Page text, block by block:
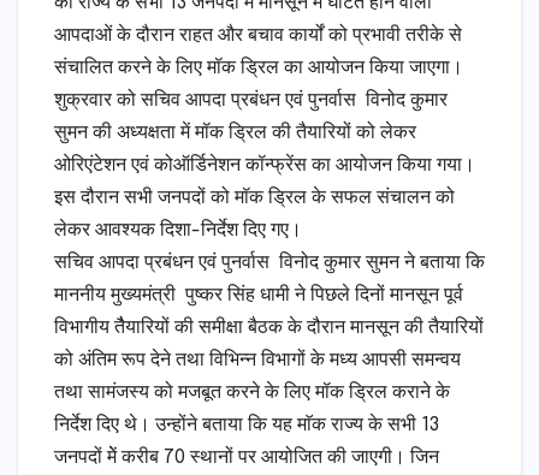
आपदाओं के दौरान राहत और बचाव कार्यों को प्रभावी तरीके से
संचालित करने के लिए मॉक ड्रिल का आयोजन किया जाएगा।
शुक्रवार को सचिव आपदा प्रबंधन एवं पुनर्वास विनोद कुमार
सुमन की अध्यक्षता में मॉक ड्रिल की तैयारियों को लेकर
ओरिएंटेशन एवं कोऑर्डिनेशन कॉन्फ्रेंस का आयोजन किया गया।
इस दौरान सभी जनपदों को मॉक ड्रिल के सफल संचालन को
लेकर आवश्यक दिशा-निर्देश दिए गए।
सचिव आपदा प्रबंधन एवं पुनर्वास विनोद कुमार सुमन ने बताया कि
माननीय मुख्यमंत्री पुष्कर सिंह धामी ने पिछले दिनों मानसून पूर्व
विभागीय तैैयारियों की समीक्षा बैठक के दौरान मानसून की तैयारियों
को अंतिम रूप देने तथा विभिन्न विभागों के मध्य आपसी समन्वय
तथा सामंजस्य को मजबूत करने के लिए मॉक ड्रिल कराने के
निर्देश दिए थे। उन्होंने बताया कि यह माॅक राज्य के सभी 13
जनपदों मेें करीब 70 स्थानों पर आयोजित की जाएगी। जिन